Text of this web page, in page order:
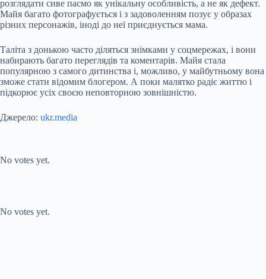
розглядати сиве пасмо як унікальну особливість, а не як дефект.
Майя багато фотографується і з задоволенням позує у образах
різних персонажів, іноді до неї приєднується мама.
Таліта з донькою часто діляться знімками у соцмережах, і вони
набирають багато переглядів та коментарів. Майя стала
популярною з самого дитинства і, можливо, у майбутньому вона
зможе стати відомим блогером. А поки малятко радіє життю і
підкорює усіх своєю неповторною зовнішністю.
Джерело: ukr.media
No votes yet.
No votes yet.